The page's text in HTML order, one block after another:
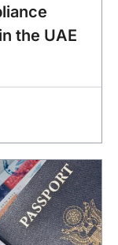
the UAE